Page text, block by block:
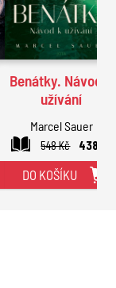
Benátky. Návod k
užívání
Marcel Sauer
548 Kč
438 Kč
DO KOŠÍKU